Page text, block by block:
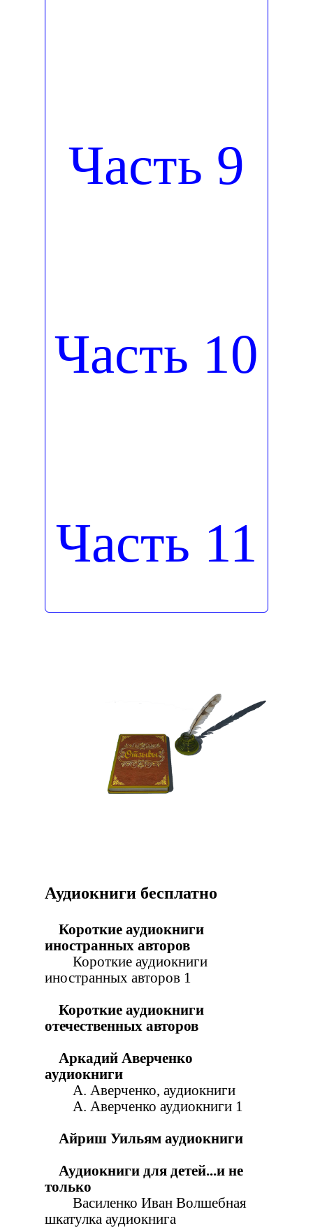
Часть 9
Часть 10
Часть 11
Аудиокниги бесплатно
Короткие аудиокниги
иностранных авторов
Короткие аудиокниги
иностранных авторов 1
Короткие аудиокниги
отечественных авторов
Аркадий Аверченко
аудиокниги
А. Аверченко, аудиокниги
А. Аверченко аудиокниги 1
Айриш Уильям аудиокниги
Аудиокниги для детей...и не
только
Василенко Иван Волшебная
шкатулка аудиокнига